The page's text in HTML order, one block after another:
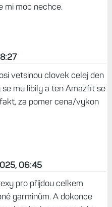
mi moc nechce.
vetsinou clovek celej den
mu libily a ten Amazfit se
za pomer cena/vykon
06:45
pro přijdou celkem
garminům. A dokonce